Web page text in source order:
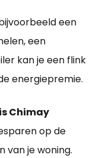
een
een
kan je een flink
energiepremie.
Chimay
op de
van je woning.